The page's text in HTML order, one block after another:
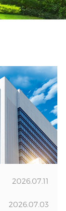
2026.07.11
2026.07.03